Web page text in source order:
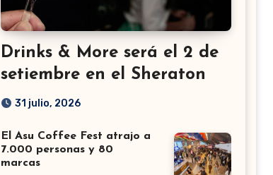
Drinks & More será el 2 de
setiembre en el Sheraton
31 julio, 2026
El Asu Coffee Fest atrajo a
7.000 personas y 80
marcas